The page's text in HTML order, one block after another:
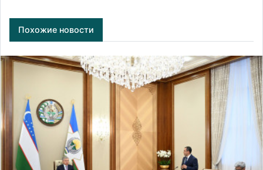
Похожие новости